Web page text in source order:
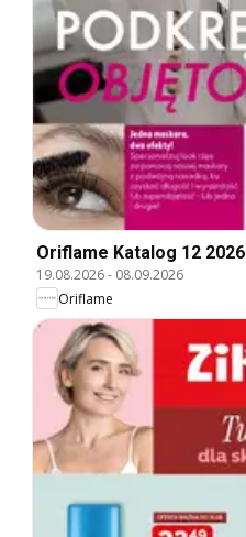
Oriflame Katalog 12 2026
19.08.2026- 08.09.2026
Oriflame